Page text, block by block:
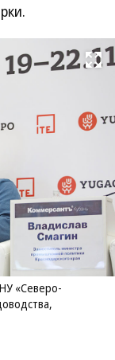
Развернуть
«Северо-